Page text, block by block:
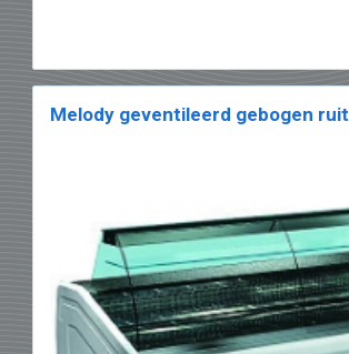
en ‘s avonds leeggemaakt worden.
Moeilijke keuze ? Laat u inspireren
door onze realisaties.
Melody geventileerd gebogen ruit